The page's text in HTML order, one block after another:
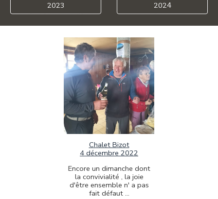
2023 2024
Chalet Bizot
4 décembre 2022
Encore un dimanche dont
la convivialité , la joie
d'être ensemble n' a pas
fait défaut ...